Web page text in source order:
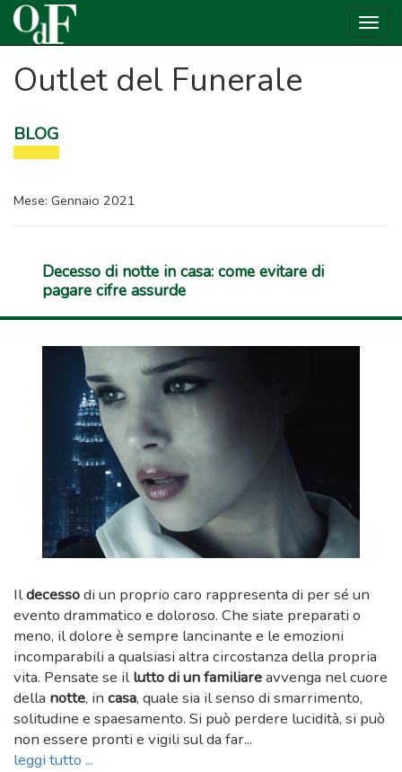
Outlet del Funerale
BLOG
Mese: Gennaio 2021
Decesso di notte in casa: come evitare di
pagare cifre assurde
Ildecessodi un proprio caro rappresenta di per sé un
evento drammatico e doloroso. Che siate preparati o
meno, il dolore è sempre lancinante e le emozioni
incomparabili a qualsiasi altra circostanza della propria
vita. Pensate se illutto di un familiareavvenga nel cuore
della notte, in casa, quale sia il senso di smarrimento,
solitudine e spaesamento. Si può perdere lucidità, si può
non essere pronti e vigili sul da far...
leggi tutto ...